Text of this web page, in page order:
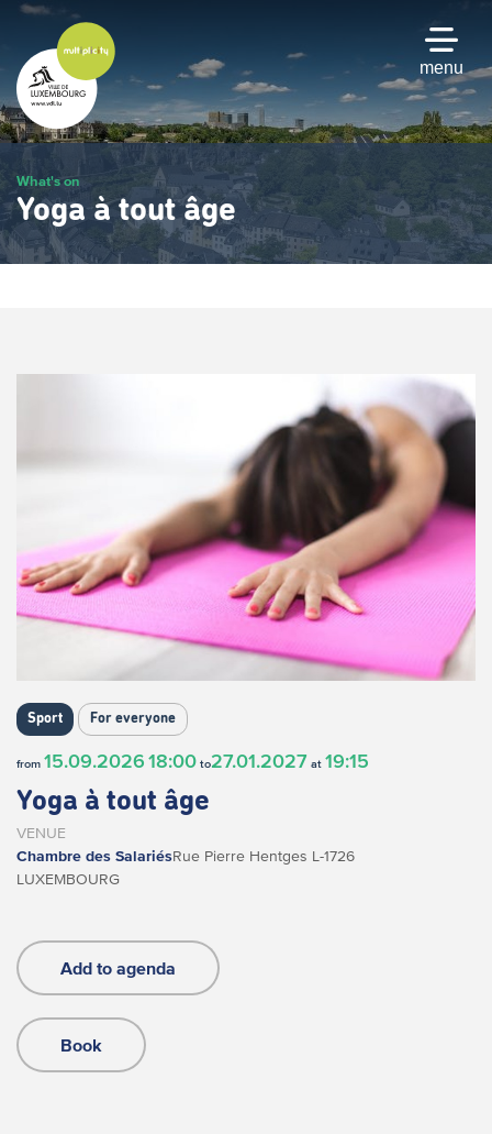
Skip
main
content
menu
What's on
Yoga à tout âge
Sport For everyone
from 15.09.2026 18:00 to27.01.2027 at 19:15
Yoga à tout âge
VENUE
Chambre des SalariésRue Pierre Hentges L-1726
LUXEMBOURG
Add to agenda
Book